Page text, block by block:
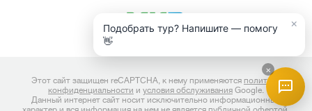
Этот сайт защищен reCAPTCHA, к нему применяются политика
конфиденциальности и условия обслуживания Google.
Данный интернет сайт носит исключительно информационный
×
Подобрать тур? Напишите — помогу
👋
×